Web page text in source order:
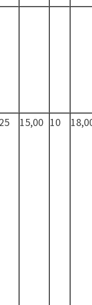
25 15,00 10